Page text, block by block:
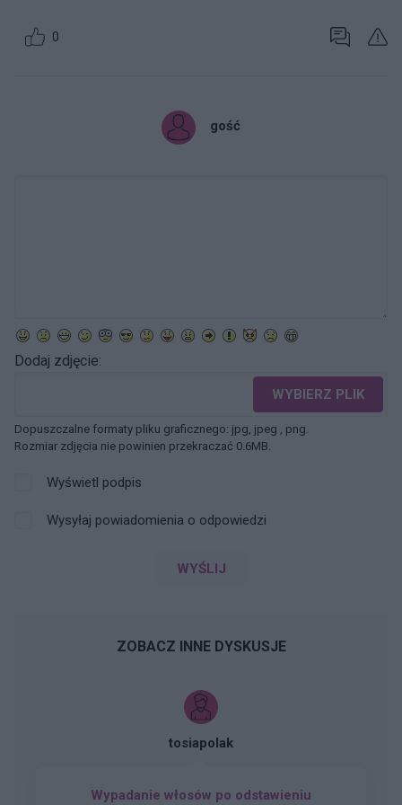
0
gość
Dodaj zdjęcie:
WYBIERZ PLIK
Dopuszczalne formaty pliku graficznego: jpg, jpeg , png.
Rozmiar zdjęcia nie powinien przekraczać 0.6MB.
Wyświetl podpis
Wysyłaj powiadomienia o odpowiedzi
WYŚLIJ
ZOBACZ INNE DYSKUSJE
tosiapolak
Wypadanie włosów po odstawieniu